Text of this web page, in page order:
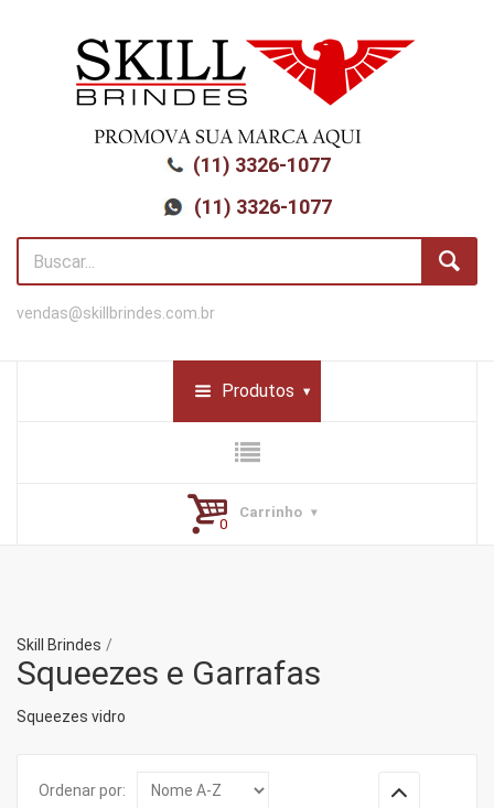
(11) 3326-1077
(11) 3326-1077
vendas@skillbrindes.com.br
Produtos
Carrinho
Skill Brindes
Squeezes e Garrafas
Squeezes vidro
Ordenar por: